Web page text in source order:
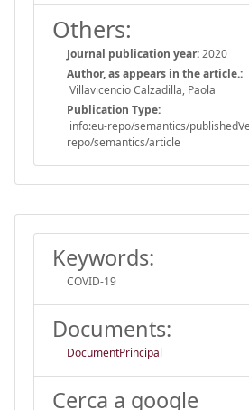
Others:
Journal publication year:2020
Author, as appears in the article.:
Villavicencio Calzadilla, Paola
Publication Type:
info:eu-repo/semantics/
repo/semantics/article
Keywords:
COVID-19
Documents:
DocumentPrincipal
Cerca a google